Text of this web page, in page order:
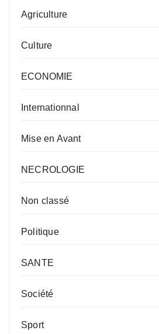
Agriculture
Culture
ECONOMIE
Internationnal
Mise en Avant
NECROLOGIE
Non classé
Politique
SANTE
Société
Sport